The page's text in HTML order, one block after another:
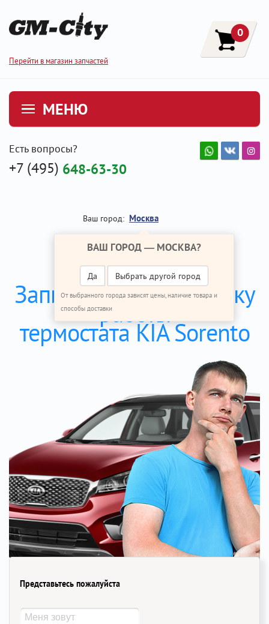
Перейти в магазин запчастей
0
МЕНЮ
Есть вопросы?
+7 (495) 648-63-30
Ваш город: Москва
ВАШ ГОРОД — МОСКВА?
Да Выбрать другой город
От выбранного города зависят цены, наличие товара и
способы доставки
Записаться на проверку
работы
термостата KIA Sorento
Представьтесь пожалуйста